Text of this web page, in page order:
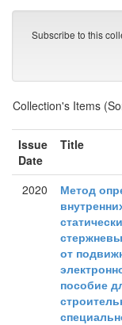
Subscribe to this
Collection's Items
Issue
Date
Title
2020
Метод
от
пособие